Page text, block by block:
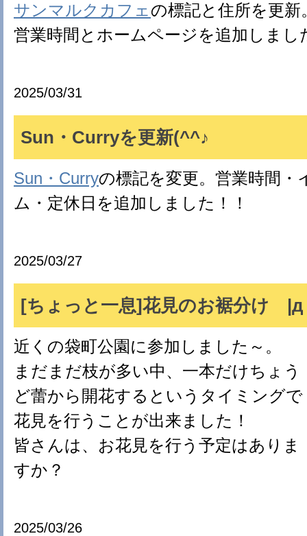
サンマルクカフェの標記と住所を更新
営業時間とホームページを追加しまし
2025/03/31
Sun・Curryを更新(^^♪
Sun・Curryの標記を変更。営業時間・
ム・定休日を追加しました！！
2025/03/27
[ちょっと一息]花見のお裾分け |д
近くの袋町公園に参加しました～。
まだまだ枝が多い中、一本だけちょう
ど蕾から開花するというタイミングで
花見を行うことが出来ました！
皆さんは、お花見を行う予定はありま
すか？
2025/03/26